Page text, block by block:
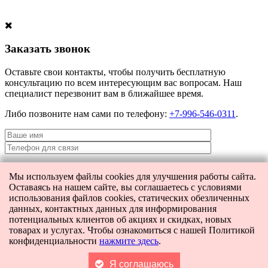
Заказать звонок
Оставьте свои контакты, чтобы получить бесплатную
консультацию по всем интересующим вас вопросам. Наш
специалист перезвонит вам в ближайшее время.
Либо позвоните нам сами по телефону: +7-996-546-0311 .
Я даю согласие наобработку персональных данныхи согласие на
передачу этих данных третьим лицам.
[contact-form-7 404 "Not Found"]
Поиск
Мы используем файлы cookies для улучшения работы сайта.
Оставаясь на нашем сайте, вы соглашаетесь с условиями
использования файлов cookies, статических обезличенных
данных, контактных данных для информирования
потенциальных клиентов об акциях и скидках, новых
товарах и услугах. Чтобы ознакомиться с нашей Политикой
конфиденциальности нажмите здесь.
Я соглашаюсь